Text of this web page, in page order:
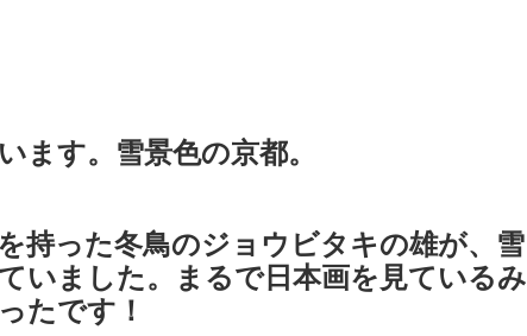
ます。雪景色の京都。
持った冬鳥のジョウビタキの雄が、雪
いました。まるで日本画を見ているみ
たです！